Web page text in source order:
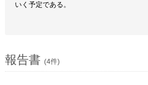
いく予定である。
報告書 (4件)